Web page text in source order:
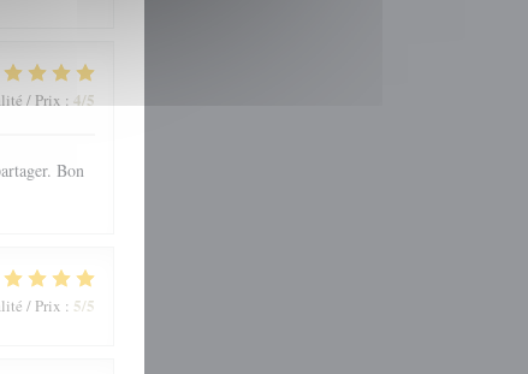
/ Prix : 4/5
Bon
/ Prix : 5/5